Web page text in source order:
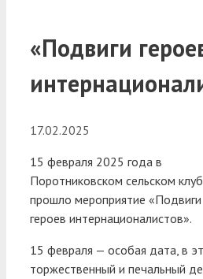
«Подвиги
17.02.2025
15 февраля 2025 года в
Поротниковском сельском
прошло мероприятие «Подвиги
героев интернационалистов».
15 февраля — особая дата, в
торжественный и печальный